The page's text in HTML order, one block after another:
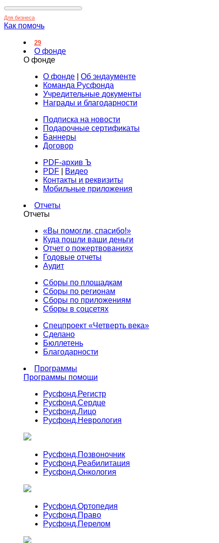
Для бизнеса
Как помочь
29
О фонде
О фонде
О фонде
Об эндаументе
Команда Русфонда
Учредительные документы
Награды и благодарности
Подписка на новости
Подарочные сертификаты
Баннеры
Договор
PDF-архив Ъ
PDF
Видео
Контакты и реквизиты
Мобильные приложения
Отчеты
Отчеты
«Вы помогли, спасибо!»
Куда пошли ваши деньги
Отчет о пожертвованиях
Годовые отчеты
Аудит
Сборы по площадкам
Сборы по регионам
Сборы по приложениям
Сборы в соцсетях
Спецпроект «Четверть века»
Сделано
Бюллетень
Благодарности
Программы
Программы помощи
Русфонд.Регистр
Русфонд.Сердце
Русфонд.Лицо
Русфонд.Неврология
Русфонд.Позвоночник
Русфонд.Реабилитация
Русфонд.Онкология
Русфонд.Ортопедия
Русфонд.Право
Русфонд.Перелом